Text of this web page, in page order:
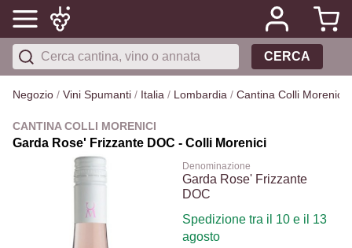
CERCA
Negozio / Vini Spumanti / Italia / Lombardia / Cantina Colli Morenici
CANTINA COLLI MORENICI
Garda Rose' Frizzante DOC - Colli Morenici
Denominazione
Garda Rose' Frizzante
DOC
Spedizione tra il 10 e il 13
agosto